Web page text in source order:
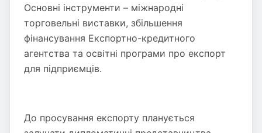
Основні інструменти – міжнародні
торговельні виставки, збільшення
фінансування Експортно-кредитного
агентства та освітні програми про експорт
для підприємців.
До просування експорту планується